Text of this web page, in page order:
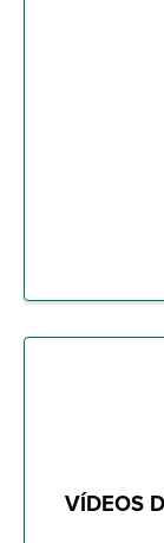
VÍDEOS